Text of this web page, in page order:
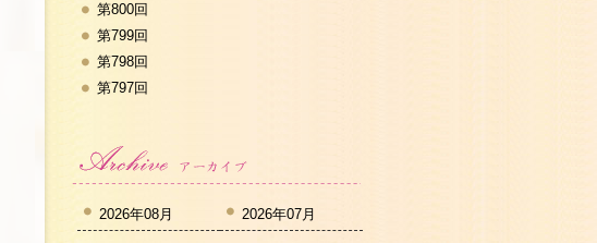
第800回
第799回
第798回
第797回
2026年08月 2026年07月